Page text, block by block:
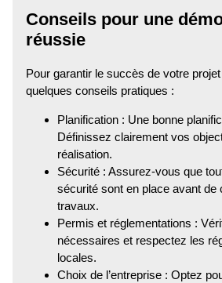
Conseils pour une
réussie
Pour garantir le succès de votre
quelques conseils pratiques :
Planification : Une bonne
Définissez clairement vos
réalisation.
Sécurité : Assurez-vous que
sécurité sont en place avant de
travaux.
Permis et réglementations :
nécessaires et respectez les
locales.
Choix de l’entreprise : Optez